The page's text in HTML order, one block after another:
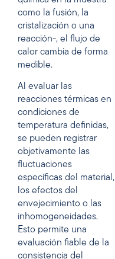
como la fusión, la
cristalización o una
reacción-, el flujo de
calor cambia de forma
medible.
Al evaluar las
reacciones térmicas en
condiciones de
temperatura definidas,
se pueden registrar
objetivamente las
fluctuaciones
específicas del material,
los efectos del
envejecimiento o las
inhomogeneidades.
Esto permite una
evaluación fiable de la
consistencia del